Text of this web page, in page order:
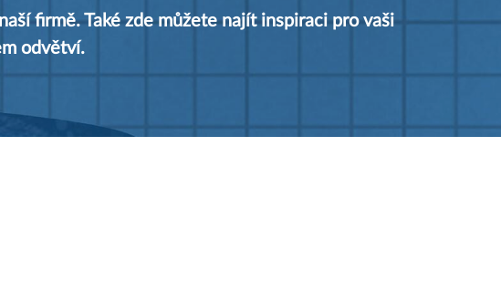
firmě. Také zde můžete najít inspiraci pro vaši
odvětví.